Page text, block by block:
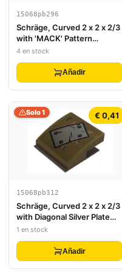
15068pb296
Schräge, Curved 2 x 2 x 2/3
with 'MACK' Pattern
(Sticker) - Set 42078
4 en stock
Añadir
€ 0,41
Solo 1
15068pb312
Schräge, Curved 2 x 2 x 2/3
with Diagonal Silver Plate
and 4 Rivets Pattern
(Sticker) - Set 76054
1 en stock
Añadir